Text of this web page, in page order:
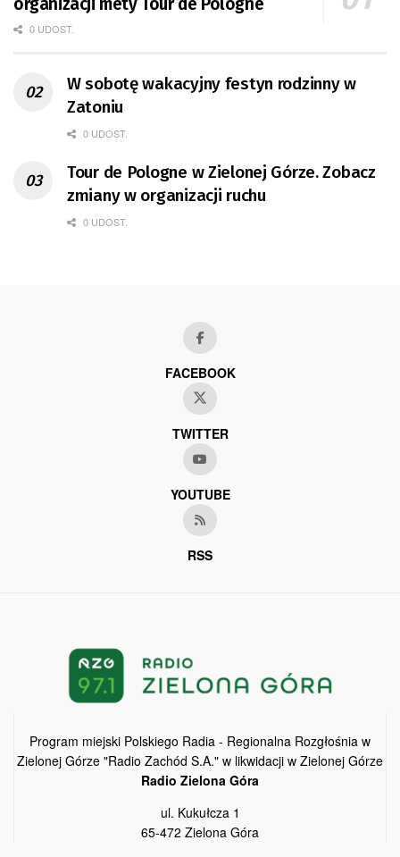
organizacji mety Tour de Pologne
0 UDOST.
W sobotę wakacyjny festyn rodzinny w
Zatoniu
0 UDOST.
Tour de Pologne w Zielonej Górze. Zobacz
zmiany w organizacji ruchu
0 UDOST.
FACEBOOK
TWITTER
YOUTUBE
RSS
Program miejski Polskiego Radia - Regionalna Rozgłośnia w
Zielonej Górze "Radio Zachód S.A." w likwidacji w Zielonej Górze
Radio Zielona Góra
ul. Kukułcza 1
65-472 Zielona Góra